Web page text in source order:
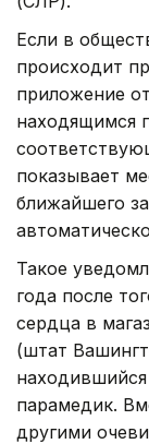
Если в
происходит
приложение
находящимся
показывает
ближайшего
Такое
года после
сердца в
(штат
парамедик.
другими